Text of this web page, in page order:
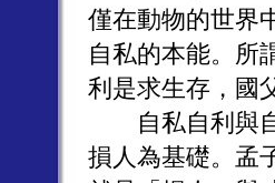
僅在動物的世界
自私的本能。所
利是求生存，國
自私自利與自
損人為基礎。孟